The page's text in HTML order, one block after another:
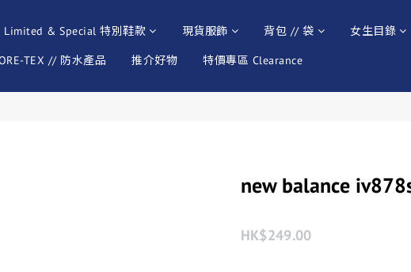
Limited & Special 特別鞋款 現貨服飾 背包 // 袋 女生目錄
TEX // 防水產品 推介好物 特價專區 Clearance
new balance
HK$249.00